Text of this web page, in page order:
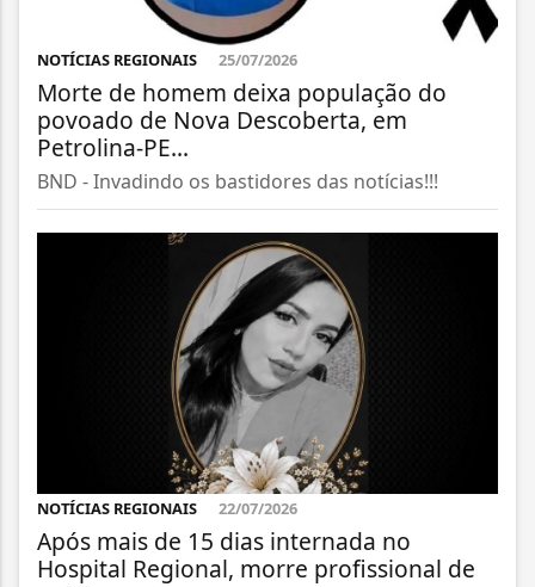
NOTÍCIAS REGIONAIS 25/07/2026
Morte de homem deixa população do
povoado de Nova Descoberta, em
Petrolina-PE...
BND - Invadindo os bastidores das notícias!!!
NOTÍCIAS REGIONAIS 22/07/2026
Após mais de 15 dias internada no
Hospital Regional, morre profissional de